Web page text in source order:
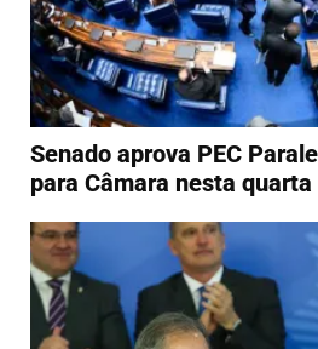
Senado aprova PEC
para Câmara nesta quarta